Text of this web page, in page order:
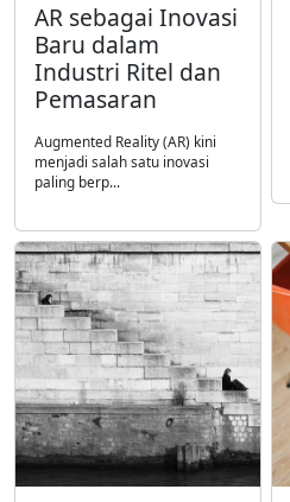
AR sebagai Inovasi
Baru dalam
Industri Ritel dan
Pemasaran
Augmented Reality (AR) kini
menjadi salah satu inovasi
paling berp...